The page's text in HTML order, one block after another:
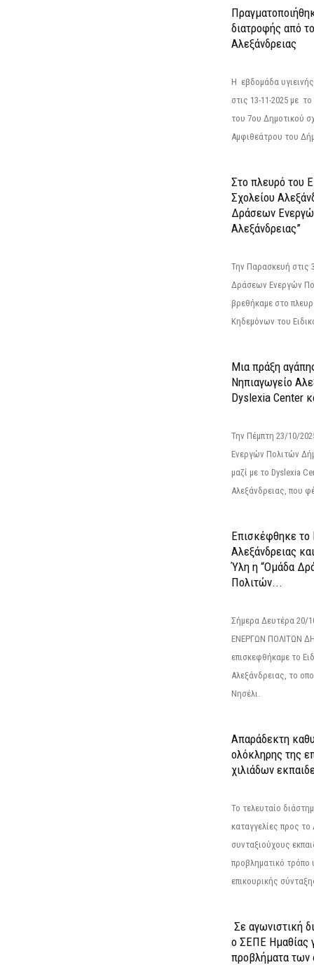
διατροφής από
Αλεξάνδρειας
Η εβδομάδα
στις 13-11-2025 με
του 7ου Δημοτικού
Αμφιθεάτρου του
Στο πλευρό του
Σχολείου
Δράσεων
Αλεξάνδρειας”
Την Παρασκευή
Δράσεων Ενεργών
βρεθήκαμε στο
Κηδεμόνων του
Μια πράξη
Νηπιαγωγείο
Dyslexia Center
Την Πέμπτη 23/10/
Ενεργών Πολιτών
μαζί με το Dyslexia
Αλεξάνδρειας, που
Επισκέφθηκε το
Αλεξάνδρειας
Ύλη η “Ομάδα
Πολιτών...
Σήμερα Δευτέρα
ΕΝΕΡΓΩΝ ΠΟΛΙΤΩΝ
επισκεφθήκαμε το
Αλεξάνδρειας, το
Νησέλι.
Απαράδεκτη
ολόκληρης της
χιλιάδων
Το τελευταίο
καταγγελίες προς
συνταξιούχους
προβληματικό τρόπο
επικουρικής
Σε αγωνιστική
ο ΣΕΠΕ Ημαθίας
προβλήματα των